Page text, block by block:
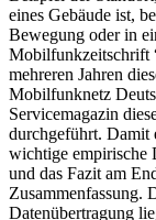
eines Gebäude ist,
Bewegung oder in
Mobilfunkzeitschrift
mehreren Jahren
Mobilfunknetz
Servicemagazin
durchgeführt. Damit
wichtige empirische
und das Fazit am
Zusammenfassung.
Datenübertragung